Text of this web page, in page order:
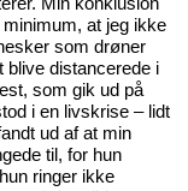
at jeg ikke
som drøner
blive distancerede i
som gik ud på
i en livskrise – lidt
ud af at min
til, for hun
ringer ikke